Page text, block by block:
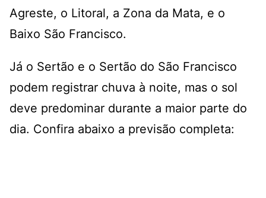
Agreste, o Litoral, a Zona da Mata, e o
Baixo São Francisco.
Já o Sertão e o Sertão do São Francisco
podem registrar chuva à noite, mas o sol
deve predominar durante a maior parte do
dia. Confira abaixo a previsão completa: